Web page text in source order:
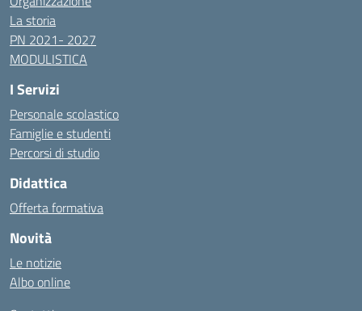
La storia
PN 2021- 2027
MODULISTICA
I Servizi
Personale scolastico
Famiglie e studenti
Percorsi di studio
Didattica
Offerta formativa
Novità
Le notizie
Albo online